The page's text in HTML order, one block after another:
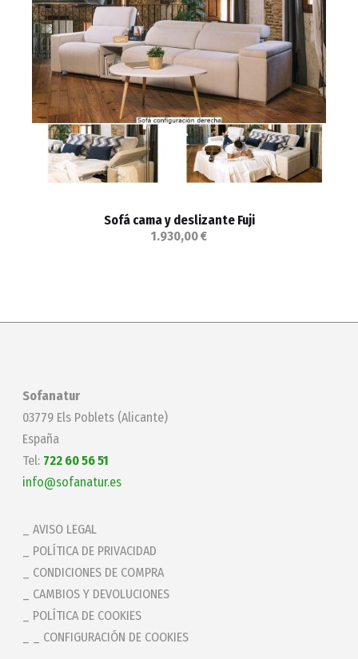
Sofá cama y deslizante Fuji
1.930,00 €
Sofanatur
03779 Els Poblets (Alicante)
España
Tel: 722 60 56 51
info@sofanatur.es
AVISO LEGAL
POLÍTICA DE PRIVACIDAD
CONDICIONES DE COMPRA
CAMBIOS Y DEVOLUCIONES
POLÍTICA DE COOKIES
_ CONFIGURACIÓN DE COOKIES